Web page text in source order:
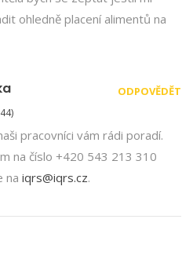
ohledně placení alimentů na
pracovníci vám rádi poradí.
na číslo +420 543 213 310
na iqrs@iqrs.cz.
ODPOVĚDĚT